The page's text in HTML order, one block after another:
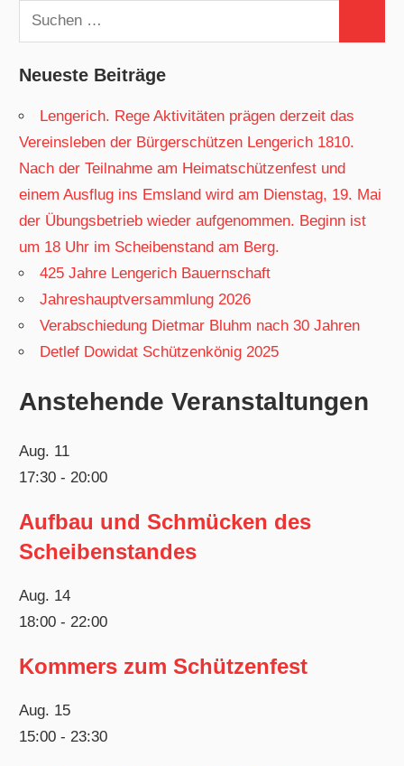
Suchen
nach:
Neueste Beiträge
Lengerich. Rege Aktivitäten prägen derzeit das
Vereinsleben der Bürgerschützen Lengerich 1810.
Nach der Teilnahme am Heimatschützenfest und
einem Ausflug ins Emsland wird am Dienstag, 19. Mai
der Übungsbetrieb wieder aufgenommen. Beginn ist
um 18 Uhr im Scheibenstand am Berg.
425 Jahre Lengerich Bauernschaft
Jahreshauptversammlung 2026
Verabschiedung Dietmar Bluhm nach 30 Jahren
Detlef Dowidat Schützenkönig 2025
Anstehende Veranstaltungen
Aug. 11
17:30 - 20:00
Aufbau und Schmücken des
Scheibenstandes
Aug. 14
18:00 - 22:00
Kommers zum Schützenfest
Aug. 15
15:00 - 23:30